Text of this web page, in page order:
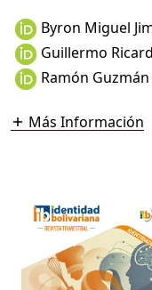
Byron Miguel
Guillermo
Ramón
Más Información